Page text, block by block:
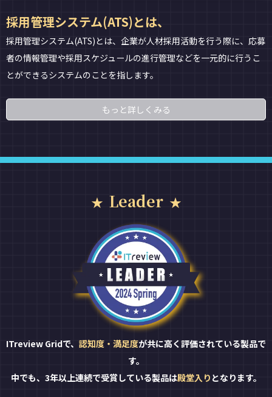
採用管理システム(ATS)とは、
採用管理システム(ATS)とは、企業が人材採用活動を行う際に、応募
者の情報管理や採用スケジュールの進行管理などを一元的に行うこ
とができるシステムのことを指します。
もっと詳しくみる
Leader
ITreview Gridで、 認知度・満足度が共に高く評価されている製品で
す。
中でも、3年以上連続で受賞している製品は殿堂入り となります。